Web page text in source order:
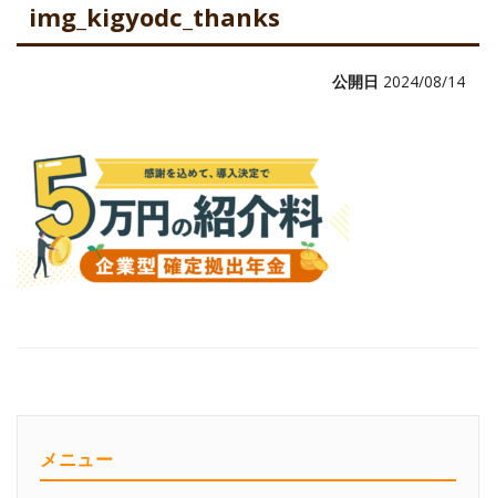
img_kigyodc_thanks
公開日 2024/08/14
メニュー